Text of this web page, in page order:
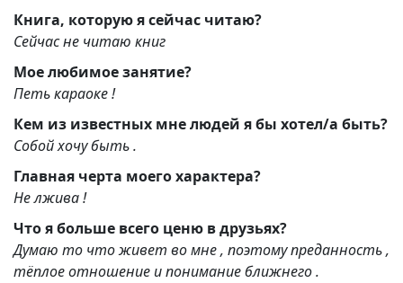
Книга, которую я сейчас читаю?
Сейчас не читаю книг
Мое любимое занятие?
Петь караоке !
Кем из известных мне людей я бы хотел/а быть?
Собой хочу быть .
Главная черта моего характера?
Не лжива !
Что я больше всего ценю в друзьях?
Думаю то что живет во мне , поэтому преданность ,
тёплое отношение и понимание ближнего .